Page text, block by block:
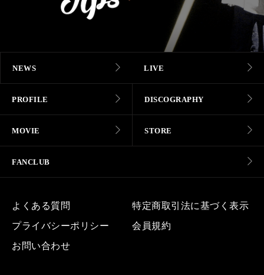
NEWS LIVE
PROFILE DISCOGRAPHY
MOVIE STORE
FANCLUB
よくある質問
特定商取引法に基づく表示
プライバシーポリシー
会員規約
お問い合わせ